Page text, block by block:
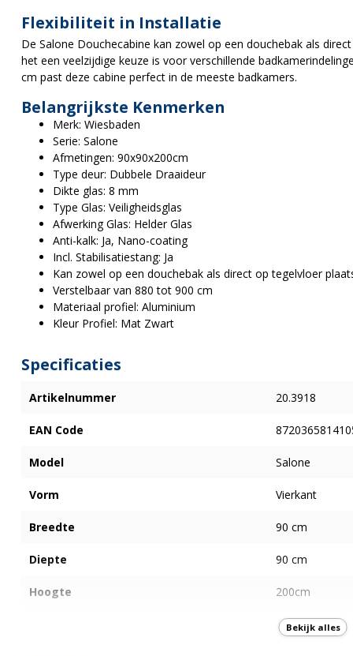
Flexibiliteit in Installatie
De Salone Douchecabine kan zowel op een douchebak als
het een veelzijdige keuze is voor verschillende
cm past deze cabine perfect in de meeste badkamers.
Belangrijkste Kenmerken
Merk: Wiesbaden
Serie: Salone
Afmetingen: 90x90x200cm
Type deur: Dubbele Draaideur
Dikte glas: 8 mm
Type Glas: Veiligheidsglas
Afwerking Glas: Helder Glas
Anti-kalk: Ja, Nano-coating
Incl. Stabilisatiestang: Ja
Kan zowel op een douchebak als direct op tegelvloer
Verstelbaar van 880 tot 900 cm
Materiaal profiel: Aluminium
Kleur Profiel: Mat Zwart
Specificaties
Artikelnummer 20.3918
EAN Code
Model Salone
Vorm Vierkant
Breedte 90 cm
Diepte 90 cm
Hoogte 200cm
Dubbele
Bekijk alles